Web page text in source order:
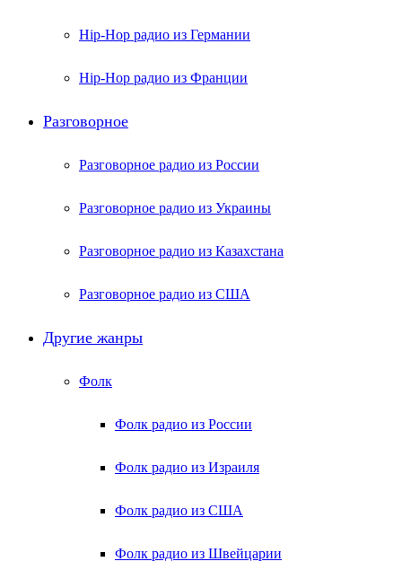
Hip-Hop радио из Германии
Hip-Hop радио из Франции
Разговорное
Разговорное радио из России
Разговорное радио из Украины
Разговорное радио из Казахстана
Разговорное радио из США
Другие жанры
Фолк
Фолк радио из России
Фолк радио из Израиля
Фолк радио из США
Фолк радио из Швейцарии